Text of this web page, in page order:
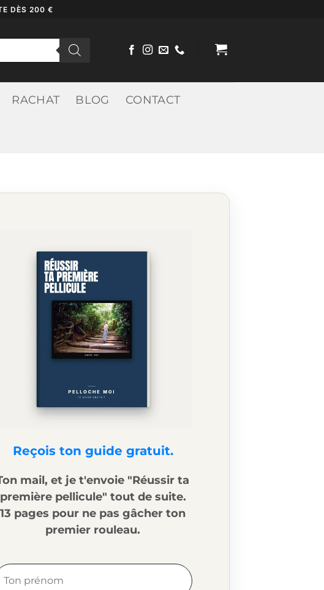
DÈS 200 €
RACHAT BLOG CONTACT
Reçois ton guide gratuit.
mail, et je t'envoie "Réussir ta
première pellicule" tout de suite.
13 pages pour ne pas gâcher ton
premier rouleau.